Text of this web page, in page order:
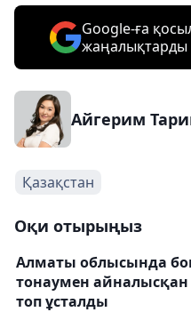
Google-ға
жаңалықтарды
Айгерим
Қазақстан
Оқи отырыңыз
Алматы облысында
тонаумен
топ ұсталды